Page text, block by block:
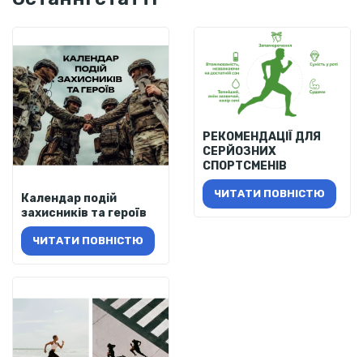
Календар подій
захисників та героїв
ЧИТАТИ ПОВНІСТЮ
РЕКОМЕНДАЦІЇ ДЛЯ
СЕРЙОЗНИХ
СПОРТСМЕНІВ
ЧИТАТИ ПОВНІСТЮ